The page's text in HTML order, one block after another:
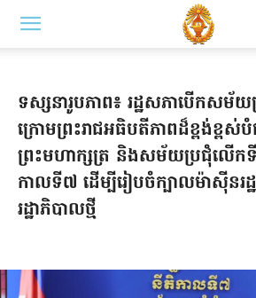
ទស្សនារូបភាព៖ រដ្ឋសភាបើកសម័
ក្រោមព្រះរាជអធិបតីភាពដ៏ខ្ពង់ខ្ព
ព្រះមហាក្សត្រ និងសម័យប្រជុំលើក
កាលទី៧ ដើម្បីរៀបចំក្បាលម៉ាស៊ីនរដ្
រដ្ឋាភិបាលថ្មី